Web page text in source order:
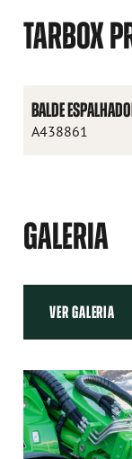
TARBOX
BALDE
A438861
GALERIA
VER GALERIA